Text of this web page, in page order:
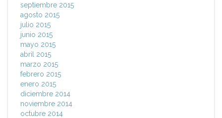
septiembre 2015
agosto 2015
julio 2015
junio 2015
mayo 2015
abril 2015
marzo 2015
febrero 2015
enero 2015
diciembre 2014
noviembre 2014
octubre 2014